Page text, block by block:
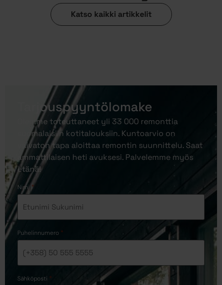
Katso kaikki artikkelit
Tarjouspyyntölomake
Olemme toteuttaneet yli 33 000 remonttia
suomalaisiin kotitalouksiin. Kuntoarvio on
vaivaton tapa aloittaa remontin suunnittelu. Saat
ammattilaisen heti avuksesi. Palvelemme myös
etänä!
Nimi *
Puhelinnumero *
Sähköposti *